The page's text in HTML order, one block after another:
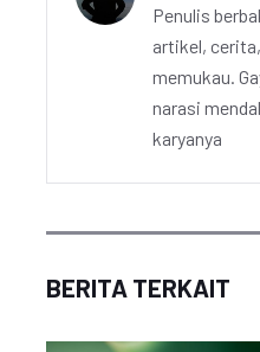
Penulis
artikel,
memukau.
narasi
karyanya
BERITA TERKAIT